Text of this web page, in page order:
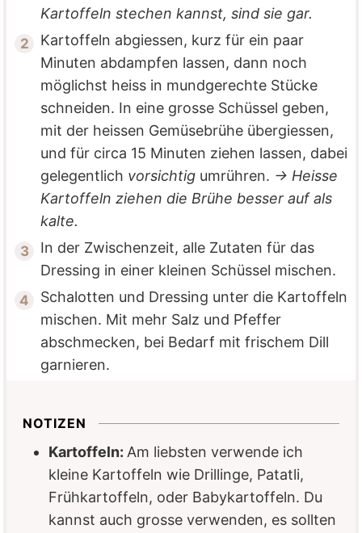
Kartoffeln stechen kannst, sind sie gar.
Kartoffeln abgiessen, kurz für ein paar
Minuten abdampfen lassen, dann noch
möglichst heiss in mundgerechte Stücke
schneiden. In eine grosse Schüssel geben,
mit der heissen Gemüsebrühe übergiessen,
und für circa 15 Minuten ziehen lassen, dabei
gelegentlich vorsichtig umrühren. → Heisse
Kartoffeln ziehen die Brühe besser auf als
kalte.
In der Zwischenzeit, alle Zutaten für das
Dressing in einer kleinen Schüssel mischen.
Schalotten und Dressing unter die Kartoffeln
mischen. Mit mehr Salz und Pfeffer
abschmecken, bei Bedarf mit frischem Dill
garnieren.
NOTIZEN
Kartoffeln: Am liebsten verwende ich
kleine Kartoffeln wie Drillinge, Patatli,
Frühkartoffeln, oder Babykartoffeln. Du
kannst auch grosse verwenden, es sollten